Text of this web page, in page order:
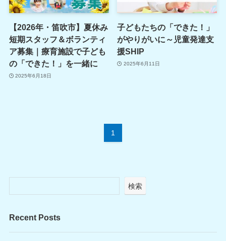
【2026年・笛吹市】夏休み
短期スタッフ＆ボランティ
ア募集｜療育施設で子ども
の「できた！」を一緒に
2025年6月18日
子どもたちの「できた！」
がやりがいに～児童発達支
援SHIP
2025年6月11日
1
検索
Recent Posts